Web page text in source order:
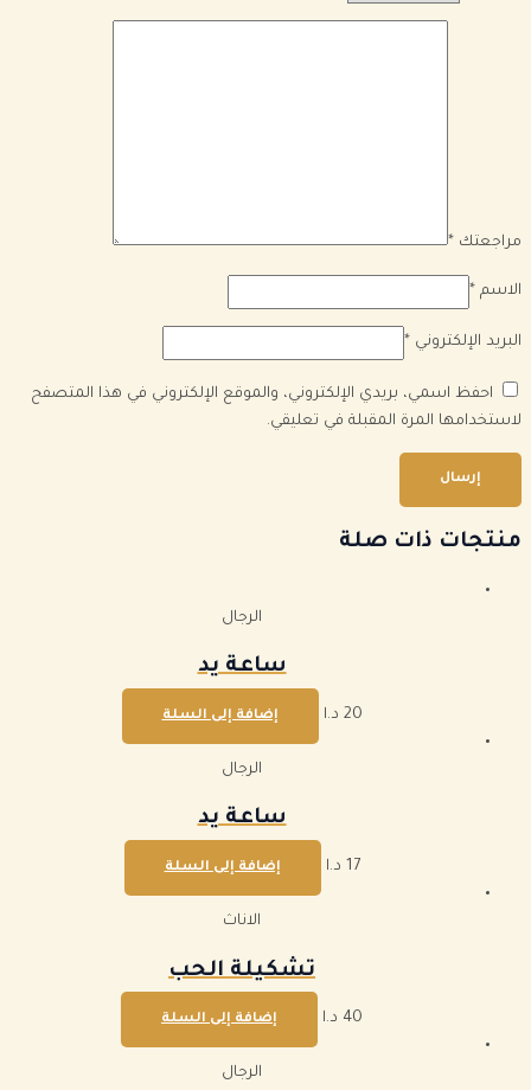
مراجعتك *
الاسم *
البريد الإلكتروني *
احفظ اسمي، بريدي الإلكتروني، والموقع الإلكتروني في هذا المتصفح
لاستخدامها المرة المقبلة في تعليقي.
منتجات ذات صلة
الرجال
ساعة يد
20 د.ا إضافة إلى السلة
الرجال
ساعة يد
17 د.ا إضافة إلى السلة
الاناث
تشكيلة الحب
40 د.ا إضافة إلى السلة
الرجال